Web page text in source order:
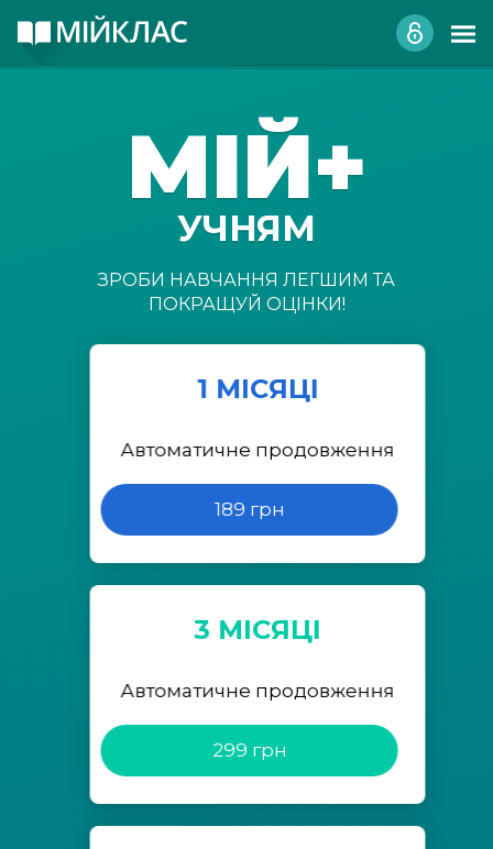
МІЙ+
УЧНЯМ
ЗРОБИ НАВЧАННЯ ЛЕГШИМ ТА
ПОКРАЩУЙ ОЦІНКИ!
1 МІСЯЦІ
Автоматичне продовження
189 грн
3 МІСЯЦІ
Автоматичне продовження
299 грн